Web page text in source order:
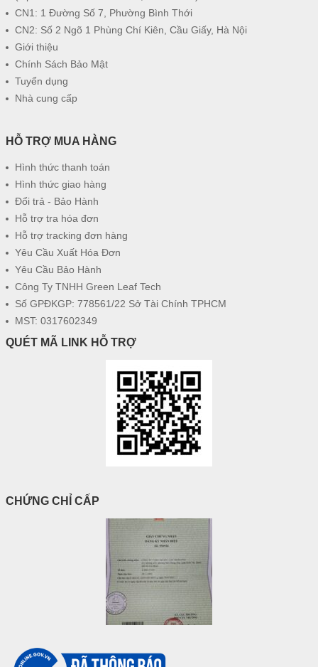
CN1: 1 Đường Số 7, Phường Bình Thới
CN2: Số 2 Ngõ 1 Phùng Chí Kiên, Cầu Giấy, Hà Nội
Giới thiệu
Chính Sách Bảo Mật
Tuyển dụng
Nhà cung cấp
HỖ TRỢ MUA HÀNG
Hình thức thanh toán
Hình thức giao hàng
Đổi trả - Bảo Hành
Hỗ trợ tra hóa đơn
Hỗ trợ tracking đơn hàng
Yêu Cầu Xuất Hóa Đơn
Yêu Cầu Bảo Hành
Công Ty TNHH Green Leaf Tech
Số GPĐKGP: 778561/22 Sở Tài Chính TPHCM
MST: 0317602349
QUÉT MÃ LINK HỖ TRỢ
CHỨNG CHỈ CẤP